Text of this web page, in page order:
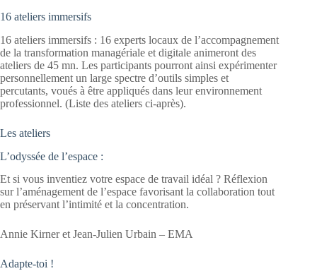
16 ateliers immersifs
16 ateliers immersifs : 16 experts locaux de l’accompagnement
de la transformation managériale et digitale animeront des
ateliers de 45 mn. Les participants pourront ainsi expérimenter
personnellement un large spectre d’outils simples et
percutants, voués à être appliqués dans leur environnement
professionnel. (Liste des ateliers ci-après).
Les ateliers
L’odyssée de l’espace :
Et si vous inventiez votre espace de travail idéal ? Réflexion
sur l’aménagement de l’espace favorisant la collaboration tout
en préservant l’intimité et la concentration.
Annie Kirner et Jean-Julien Urbain – EMA
Adapte-toi !